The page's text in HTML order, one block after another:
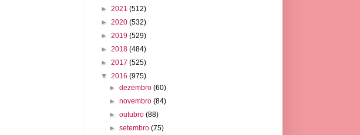
► 2021 (512)
► 2020 (532)
► 2019 (529)
► 2018 (484)
► 2017 (525)
▼ 2016 (975)
►dezembro(60)
►novembro(84)
►outubro(88)
►setembro(75)